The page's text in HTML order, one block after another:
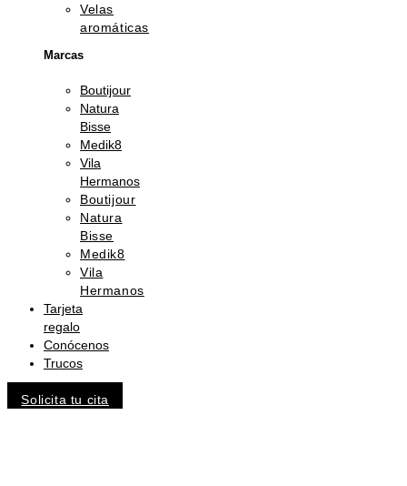
Velas
aromáticas
Marcas
Boutijour
Natura
Bisse
Medik8
Vila
Hermanos
Boutijour
Natura
Bisse
Medik8
Vila
Hermanos
Tarjeta
regalo
Conócenos
Trucos
Solicita tu cita